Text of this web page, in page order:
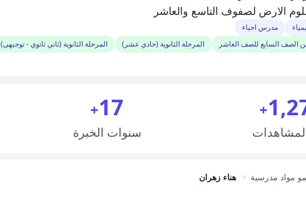
الارض لصفوف التاسع والعاشر
مدرس احياء
الصف السابع للصف العاشر المرحلة الثانوية (حادي عشر) المرحلة الثانوية (ثاني ثانوي - توجيهي)
+
17
+
سنوات الخبرة
مواد مدرسية هناء زهران